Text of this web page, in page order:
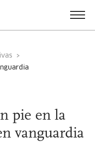
pie en la
vanguardia